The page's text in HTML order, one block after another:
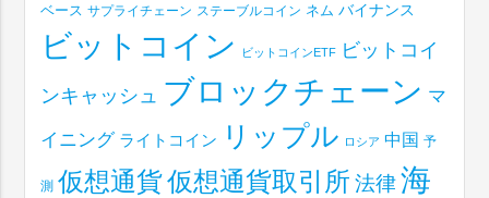
ベース サプライチェーン ステーブルコイン ネム バイナンス
ビットコイン ビットコインETF ビットコイ
ンキャッシュ ブロックチェーン マ
イニング ライトコイン リップル ロシア 中国 予
測 仮想通貨仮想通貨取引所 法律 海